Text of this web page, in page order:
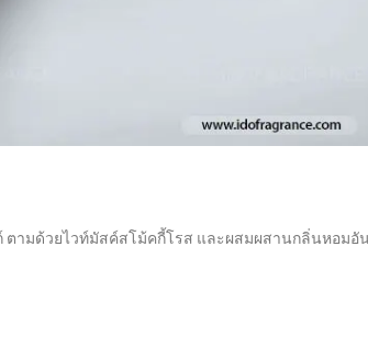
ามด้วยไวท์มัสค์สโม้คกี้โรส และผสมผสานกลิ่นหอมอั